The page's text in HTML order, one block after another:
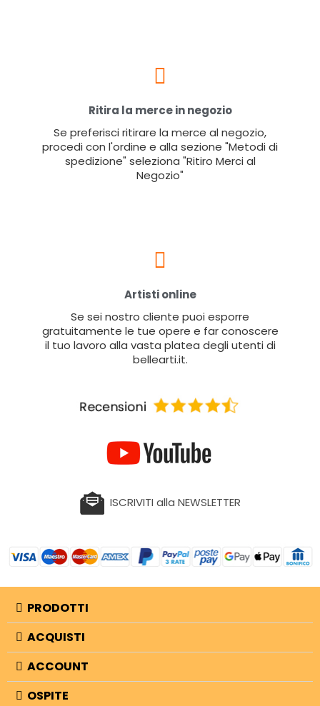
Ritira la merce in negozio
Se preferisci ritirare la merce al negozio,
procedi con l'ordine e alla sezione "Metodi di
spedizione" seleziona "Ritiro Merci al
Negozio"
Artisti online
Se sei nostro cliente puoi esporre
gratuitamente le tue opere e far conoscere
il tuo lavoro alla vasta platea degli utenti di
bellearti.it.
ISCRIVITI alla NEWSLETTER
PRODOTTI
ACQUISTI
ACCOUNT
OSPITE